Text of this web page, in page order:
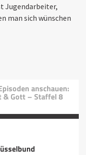
Jugendarbeiter,
man sich wünschen
anschauen:
& Gott – Staffel 8